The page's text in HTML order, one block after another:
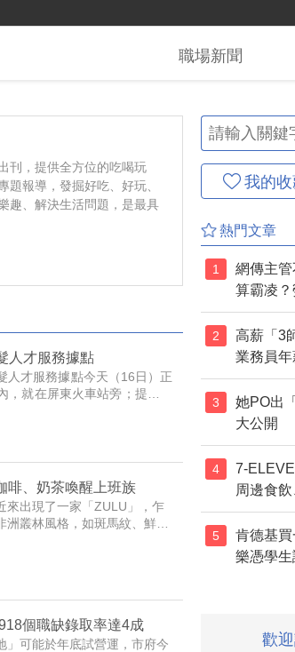
職場新聞
刊，提供全方位的吃喝玩
報導，發掘好吃、好玩、
趣、解決生活問題，是最具
人才服務據點
人才服務據點今天（16日）正
就在屏東火車站旁；提供屏
業推介服務。
啡、奶茶喚醒上班族
來出現了一家「ZULU」，乍
叢林風格，如斑馬紋、鮮豔
眼，走進店內，才發現這裡
Mike在南非出生，童年也在
常客。
個職缺錄取率達4成
」可能於年底試營運，市府今
我的
熱門文章
1
網傳主
算霸凌
受可認定
2
高薪「3
業務員年
3
她PO出
大公開
4
7-
周邊食
5
肯德基
樂憑學
歡